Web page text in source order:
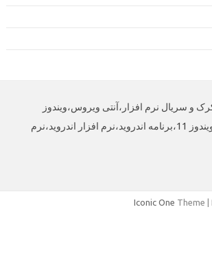
و سریال نرم افزار،آنتی ویروس،ویندوز
7،ویندوز 8.1،ویندوز 10،ویندوز 11،برنامه اندروید،نرم افزار اندروید،نرم
Iconic One